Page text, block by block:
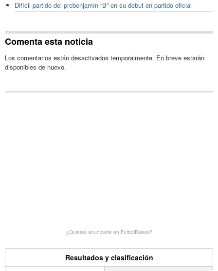
Difícil partido del prebenjamín “B” en su debut en partido oficial
Comenta esta noticia
Los comentarios están desactivados temporalmente. En breve estarán
disponibles de nuevo.
¿Quieres anunciarte en FutbolBalear?
Resultados y clasificación